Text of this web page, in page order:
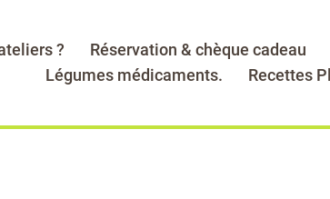
? Réservation & chèque cadeau
Légumes médicaments.
Recettes